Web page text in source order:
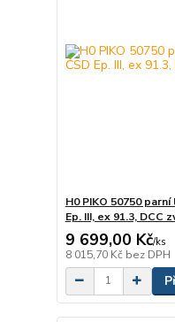
H0 PIKO 50750
Ep. III, ex 91.3, DCC
9 699,00 Kč/ks
8 015,70 Kč bez DPH